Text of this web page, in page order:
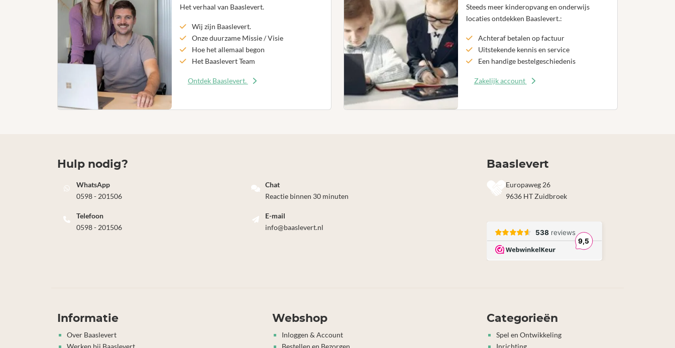
Het verhaal van Baaslevert.
Wij zijn Baaslevert.
Onze duurzame Missie / Visie
Hoe het allemaal begon
Het Baaslevert Team
Ontdek Baaslevert.
Steeds meer kinderopvang en onderwijs
locaties ontdekken Baaslevert.:
Achteraf betalen op factuur
Uitstekende kennis en service
Een handige bestelgeschiedenis
Zakelijk account
Hulp nodig?
WhatsApp
0598 - 201506
Chat
Reactie binnen 30 minuten
Telefoon
0598 - 201506
E-mail
info@baaslevert.nl
Baaslevert
Europaweg 26
9636 HT Zuidbroek
Informatie
Over Baaslevert
Webshop
Inloggen & Account
Categorieën
Spel en Ontwikkeling